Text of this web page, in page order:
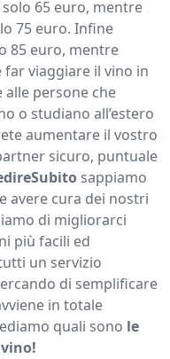
65 euro, mentre
75 euro. Infine
85 euro, mentre
viaggiare il vino in
persone che
o studiano all’estero
aumentare il vostro
sicuro, puntuale
sappiamo
avere cura dei nostri
di migliorarci
più facili ed
un servizio
di semplificare
in totale
quali sono le